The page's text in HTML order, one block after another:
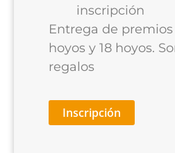
inscripción
Entrega de
hoyos y 18 hoyos.
regalos
Inscripción